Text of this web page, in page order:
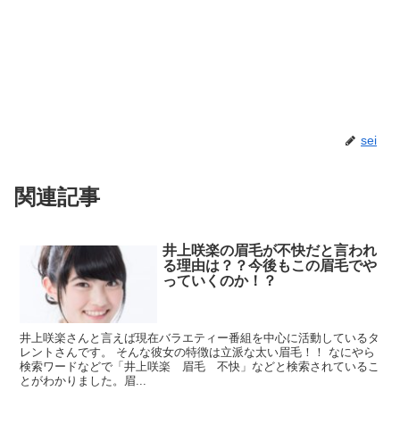
sei
関連記事
井上咲楽の眉毛が不快だと言われ
る理由は？？今後もこの眉毛でや
っていくのか！？
井上咲楽さんと言えば現在バラエティー番組を中心に活動しているタ
レントさんです。 そんな彼女の特徴は立派な太い眉毛！！ なにやら
検索ワードなどで「井上咲楽 眉毛 不快」などと検索されているこ
とがわかりました。眉...